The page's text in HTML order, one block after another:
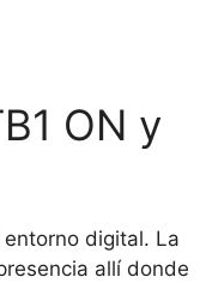
ON y
digital. La
allí donde